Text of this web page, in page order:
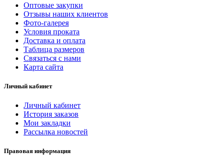
Оптовые закупки
Отзывы наших клиентов
Фото-галерея
Условия проката
Доставка и оплата
Таблица размеров
Связаться с нами
Карта сайта
Личный кабинет
Личный кабинет
История заказов
Мои закладки
Рассылка новостей
Правовая информация